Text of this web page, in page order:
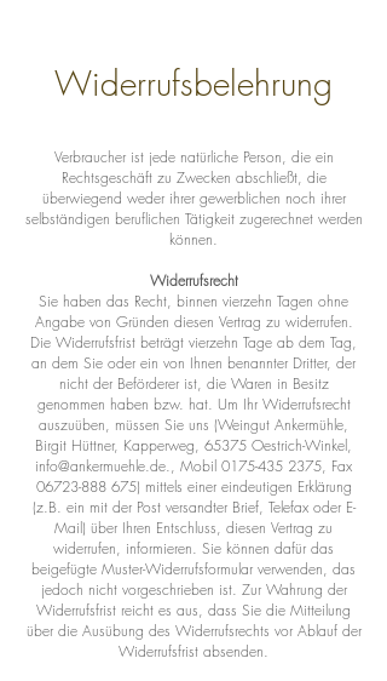
Widerrufsbelehrung
Verbraucher ist jede natürliche Person, die ein
Rechtsgeschäft zu Zwecken abschließt, die
überwiegend weder ihrer gewerblichen noch ihrer
selbständigen beruflichen Tätigkeit zugerechnet werden
können.
Widerrufsrecht
Sie haben das Recht, binnen vierzehn Tagen ohne
Angabe von Gründen diesen Vertrag zu widerrufen.
Die Widerrufsfrist beträgt vierzehn Tage ab dem Tag,
an dem Sie oder ein von Ihnen benannter Dritter, der
nicht der Beförderer ist, die Waren in Besitz
genommen haben bzw. hat. Um Ihr Widerrufsrecht
auszuüben, müssen Sie uns (Weingut Ankermühle,
Birgit Hüttner, Kapperweg, 65375 Oestrich-Winkel,
info@ankermuehle.de., Mobil 0175-435 2375, Fax
06723-888 675) mittels einer eindeutigen Erklärung
(z.B. ein mit der Post versandter Brief, Telefax oder E-
Mail) über Ihren Entschluss, diesen Vertrag zu
widerrufen, informieren. Sie können dafür das
beigefügte Muster-Widerrufsformular verwenden, das
jedoch nicht vorgeschrieben ist. Zur Wahrung der
Widerrufsfrist reicht es aus, dass Sie die Mitteilung
über die Ausübung des Widerrufsrechts vor Ablauf der
Widerrufsfrist absenden.